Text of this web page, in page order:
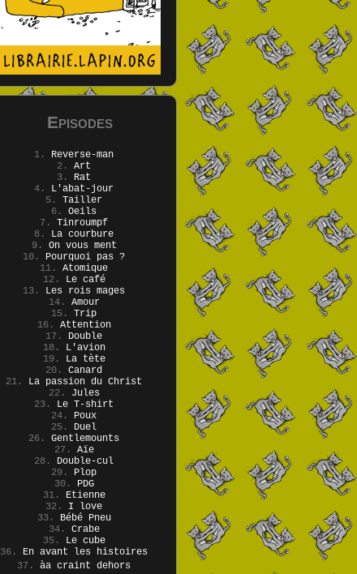
Episodes
1. Reverse-man
2. Art
3. Rat
4. L'abat-jour
5. Tailler
6. Oeils
7. Tinroumpf
8. La courbure
9. On vous ment
10. Pourquoi pas ?
11. Atomique
12.
Le café
13. Les rois mages
14. Amour
15. Trip
16. Attention
17. Double
18.
L'avion
19.
La tète
20. Canard
21. La passion du Christ
22.
Jules
23. Le T-shirt
24. Poux
25. Duel
26. Gentlemounts
27. Aïe
28. Double-cul
29. Plop
30.
PDG
31.
Etienne
32. I love
33.
Bébé Pneu
34. Crabe
35.
Le cube
36. En avant les histoires
37. àa craint dehors